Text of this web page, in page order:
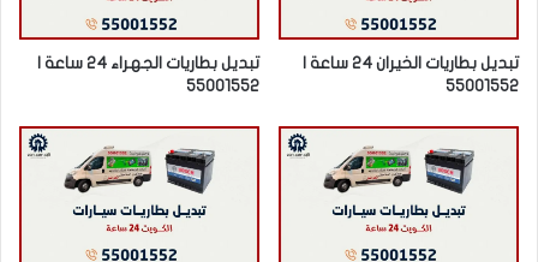
تبديل بطاريات الخيران 24 ساعة |
55001552
تبديل بطاريات الجهراء 24 ساعة |
55001552